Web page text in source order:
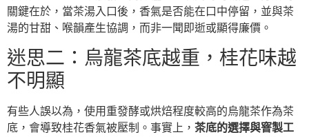
關鍵在於，當茶湯入口後，香氣是否能在口中停留，並與茶
湯的甘甜、喉韻產生協調，而非一聞即逝或顯得廉價。
迷思二：烏龍茶底越重，桂花味越
不明顯
有些人誤以為，使用重發酵或烘焙程度較高的烏龍茶作為茶
底，會導致桂花香氣被壓制。事實上， 茶底的選擇與窨製工